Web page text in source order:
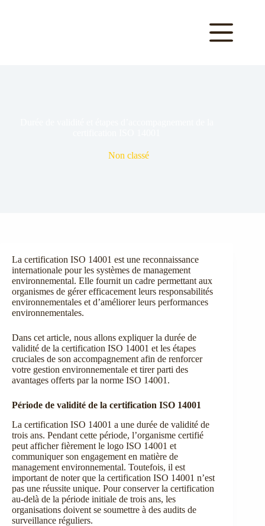
Non classé
La certification ISO 14001 est une reconnaissance
internationale pour les systèmes de management
environnemental. Elle fournit un cadre permettant aux
organismes de gérer efficacement leurs responsabilités
environnementales et d’améliorer leurs performances
environnementales.
Dans cet article, nous allons expliquer la durée de
validité de la certification ISO 14001 et les étapes
cruciales de son accompagnement afin de renforcer
votre gestion environnementale et tirer parti des
avantages offerts par la norme ISO 14001.
Période de validité de la certification ISO 14001
La certification ISO 14001 a une durée de validité de
trois ans. Pendant cette période, l’organisme certifié
peut afficher fièrement le logo ISO 14001 et
communiquer son engagement en matière de
management environnemental. Toutefois, il est
important de noter que la certification ISO 14001 n’est
pas une réussite unique. Pour conserver la certification
au-delà de la période initiale de trois ans, les
organisations doivent se soumettre à des audits de
surveillance réguliers.